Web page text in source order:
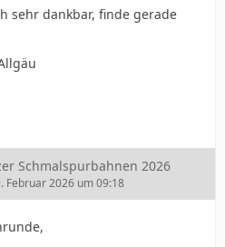
sehr dankbar, finde gerade
Schmalspurbahnen 2026
Februar 2026 um 09:18